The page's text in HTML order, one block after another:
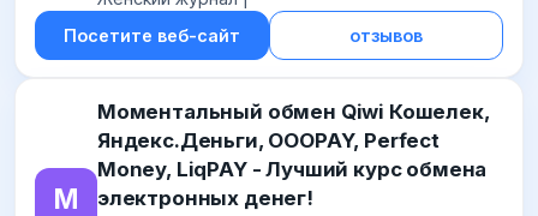
Посетите веб-сайт
отзывов
М
Моментальный обмен Qiwi Кошелек,
Яндекс.Деньги, OOOPAY, Perfect
Money, LiqPAY - Лучший курс обмена
электронных денег!